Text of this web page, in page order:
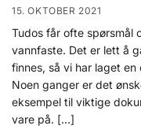
15. OKTOBER 2021
Tudos får ofte spørsmål
vannfaste. Det er lett å
finnes, så vi har laget
Noen ganger er det
eksempel til viktige
vare på. […]